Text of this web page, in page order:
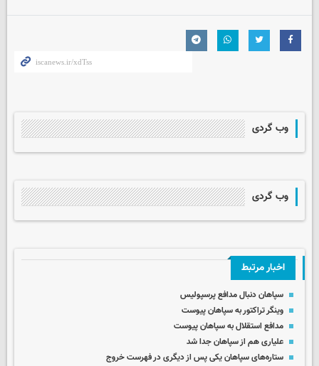
وب گردی
وب گردی
اخبار مرتبط
سپاهان دنبال مدافع پرسپولیس
وینگر تراکتور به سپاهان پیوست
مدافع استقلال به سپاهان پیوست
علیاری هم از سپاهان جدا شد
ستاره‌های سپاهان یکی پس از دیگری در فهرست خروج